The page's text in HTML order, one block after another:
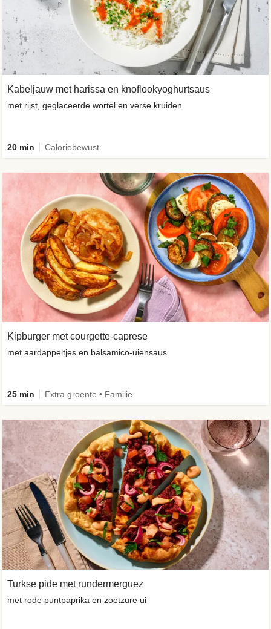
Kabeljauw met harissa en knoflookyoghurtsaus
met rijst, geglaceerde wortel en verse kruiden
20 min Caloriebewust
Kipburger met courgette-caprese
met aardappeltjes en balsamico-uiensaus
25 min Extra groente • Familie
Turkse pide met rundermerguez
met rode puntpaprika en zoetzure ui